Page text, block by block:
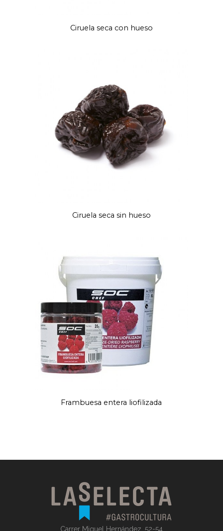
Ciruela seca con hueso
Ciruela seca sin hueso
Frambuesa entera liofilizada
Carrer Miguel Hernández, 52-54